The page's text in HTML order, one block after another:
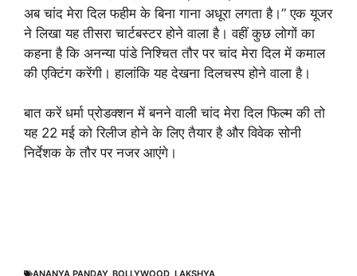
अब चांद मेरा दिल फहीम के बिना गाना अधूरा लगता है।” एक यूजर
ने लिखा यह तीसरा चार्टबस्टर होने वाला है। वहीं कुछ लोगों का
कहना है कि अनन्या पांडे निश्चित तौर पर चांद मेरा दिल में कमाल
की एक्टिंग करेंगी। हालांकि यह देखना दिलचस्प होने वाला है।
बात करें धर्मा प्रोडक्शन में बनने वाली चांद मेरा दिल फिल्म की तो
यह 22 मई को रिलीज होने के लिए तैयार है और विवेक सोनी
निर्देशक के तौर पर नजर आएंगे।